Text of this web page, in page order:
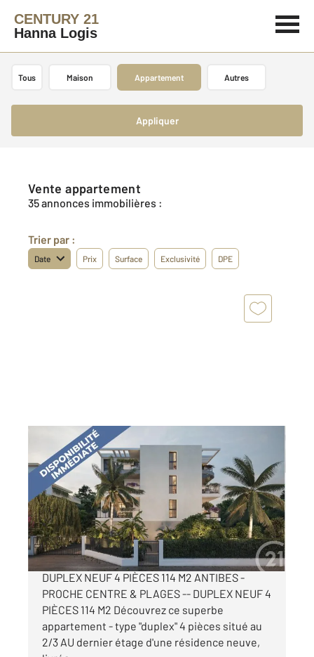
CENTURY 21
Hanna Logis
Tous Maison Appartement Autres
Appliquer
Vente appartement
35 annonces immobilières :
Trier par :
Date Prix Surface Exclusivité DPE
ANTIBES 06
114,36 m2, 4 pièces
Ref : 177
Appartement F4 à vendre
749 000 €
ANTIBES - PROCHE CENTRE & PLAGES --
DUPLEX NEUF 4 PIÈCES 114 M2 ANTIBES -
PROCHE CENTRE & PLAGES -- DUPLEX NEUF 4
PIÈCES 114 M2 Découvrez ce superbe
appartement - type "duplex" 4 pièces situé au
2/3 AU dernier étage d'une résidence neuve,